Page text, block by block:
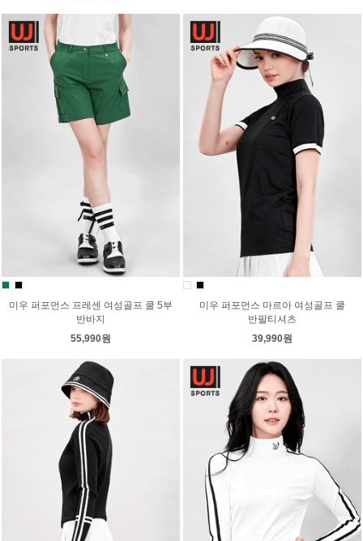
미우 퍼포먼스 프레센 여성골프 쿨 5부
반바지
55,990원
미우 퍼포먼스 마르아 여성골프 쿨
반팔티셔츠
39,990원